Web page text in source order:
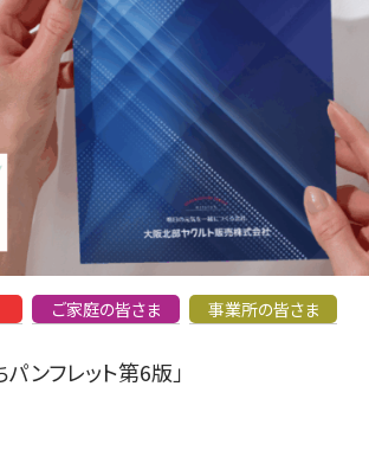
ご家庭の皆さま 事業所の皆さま
ンフレット第6版」